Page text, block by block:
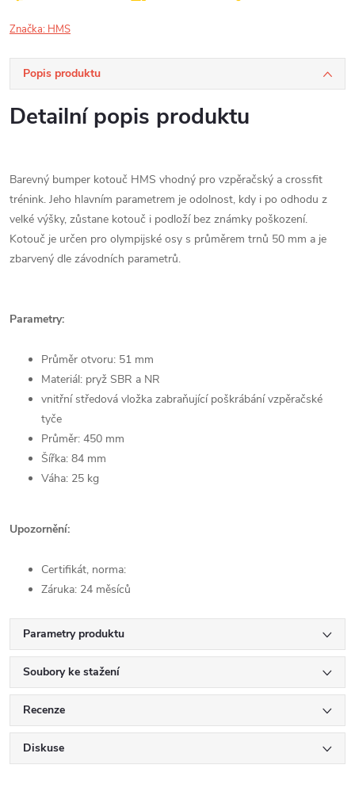
Značka: HMS
Popis produktu
Detailní popis produktu
Barevný bumper kotouč HMS vhodný pro vzpěračský a crossfit
trénink. Jeho hlavním parametrem je odolnost, kdy i po odhodu z
velké výšky, zůstane kotouč i podloží bez známky poškození.
Kotouč je určen pro olympijské osy s průměrem trnů 50 mm a je
zbarvený dle závodních parametrů.
Parametry:
Průměr otvoru: 51 mm
Materiál: pryž SBR a NR
vnitřní středová vložka zabraňující poškrábání vzpěračské
tyče
Průměr: 450 mm
Šířka: 84 mm
Váha: 25 kg
Upozornění:
Certifikát, norma:
Záruka: 24 měsíců
Parametry produktu
Soubory ke stažení
Recenze
Diskuse